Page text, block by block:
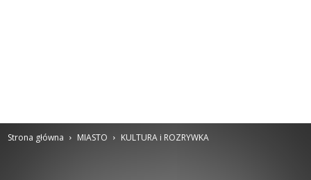
Strona główna MIASTO KULTURA i ROZRYWKA